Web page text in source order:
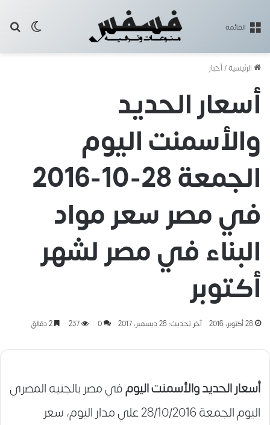
القائمة
الرئيسية/أخبار
أسعار الحديد
والأسمنت اليوم
الجمعة 28-10-2016
في مصر سعر مواد
البناء في مصر لشهر
أكتوبر
28 أكتوبر، 2016 آخر تحديث: 28 ديسمبر، 2017 0
237
أسعار الحديد والأسمنت اليومفي مصر بالجنيه المصري
اليوم الجمعة 28/10/2016 علي مدار اليوم، سعر